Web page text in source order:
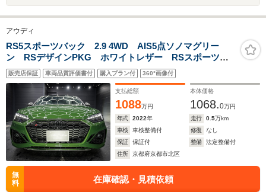
アウディ
RS5スポーツバック 2.9 4WD AIS5点ソノマグリー
ン RSデザインPKG ホワイトレザー RSスポーツエ
キゾースト カーボンスタイリングPKG カーボンエン
ジンカバーブラックスタイリングPKG OPマットブロン
ズホイールレッドキャリパーサンルーフ
販売店保証 車両品質評価書付 購入プラン付 360°画像付
支払総額
1088万円
本体価格
1068.0万円
年式
2022年 走行 0.5万km
車検
車検整備付 修復
なし
保証
保証付 整備
法定整備付
住所
京都府京都市北区
無
料
在庫確認・見積依頼